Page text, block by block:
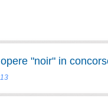
"noir" in